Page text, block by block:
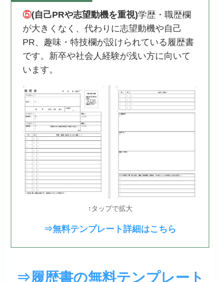
⑤(自己PRや志望動機を重視)学歴・職歴欄
が大きくなく、代わりに志望動機や自己
PR、趣味・特技欄が設けられている履歴書
です。新卒や社会人経験が浅い方に向いて
います。
↑タップで拡大
⇒無料テンプレート詳細はこちら
⇒履歴書の無料テンプレート